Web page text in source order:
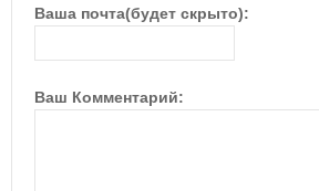
Ваша почта(будет скрыто):
Ваш Комментарий: